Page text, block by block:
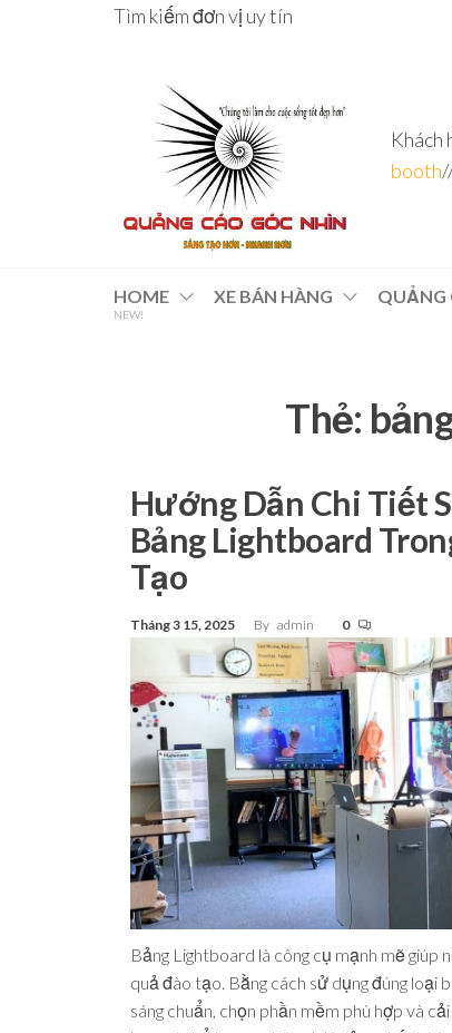
Tìm kiếm đơn vị uy tín
chuyên
sâu – 8
Agency –
nhà sản
bày… tại
Tp.Hồ
Chí Minh
Khách
booth
HOME
NEW!
XE BÁN HÀNG QUẢNG
Thẻ:
Hướng Dẫn Chi Tiết
Bảng Lightboard
Tạo
Tháng 3 15, 2025 By admin 0
Bảng Lightboard là công cụ mạnh mẽ giúp
quả đào tạo. Bằng cách sử dụng đúng loại
sáng chuẩn, chọn phần mềm phù hợp và